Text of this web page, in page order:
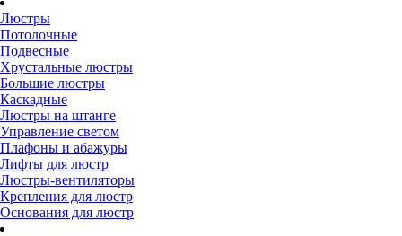
Люстры
Потолочные
Подвесные
Хрустальные люстры
Большие люстры
Каскадные
Люстры на штанге
Управление светом
Плафоны и абажуры
Лифты для люстр
Люстры-вентиляторы
Крепления для люстр
Основания для люстр